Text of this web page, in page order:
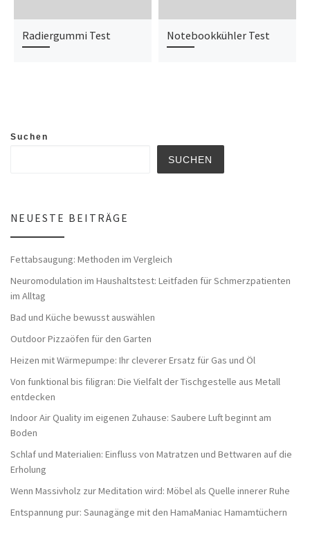
Radiergummi Test Notebookkühler Test
Suchen
SUCHEN
NEUESTE BEITRÄGE
Fettabsaugung: Methoden im Vergleich
Neuromodulation im Haushaltstest: Leitfaden für Schmerzpatienten
im Alltag
Bad und Küche bewusst auswählen
Outdoor Pizzaöfen für den Garten
Heizen mit Wärmepumpe: Ihr cleverer Ersatz für Gas und Öl
Von funktional bis filigran: Die Vielfalt der Tischgestelle aus Metall
entdecken
Indoor Air Quality im eigenen Zuhause: Saubere Luft beginnt am
Boden
Schlaf und Materialien: Einfluss von Matratzen und Bettwaren auf die
Erholung
Wenn Massivholz zur Meditation wird: Möbel als Quelle innerer Ruhe
Entspannung pur: Saunagänge mit den HamaManiac Hamamtüchern